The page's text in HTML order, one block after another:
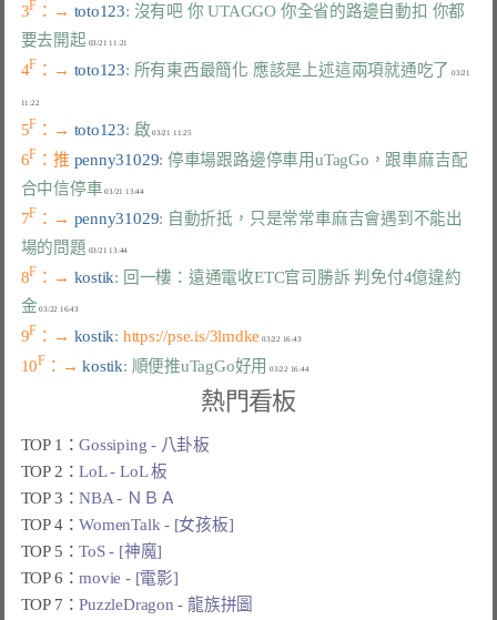
3F ：→ toto123: 沒有吧 你 UTAGGO 你全省的路邊自動扣 你都
要去開起
4F ：→ toto123: 所有東西最簡化 應該是上述這兩項就通吃了 03/21
5F ：→ toto123: 啟 03/21 11:25
6F ：推 penny31029: 停車場跟路邊停車用uTagGo，跟車麻吉配
合中信停車
03/21 13:44
7F ：→ penny31029: 自動折抵，只是常常車麻吉會遇到不能出
場的問題
8F ：→ kostik: 回一樓：遠通電收ETC官司勝訴 判免付4億違約
金
03/22 16:43
9F ：→ kostik: https://pse.is/3lmdke 03/22 16:43
10F ：→ kostik: 順便推uTagGo好用 03/22 16:44
熱門看板
TOP 1：Gossiping - 八卦板
TOP 2：LoL - LoL 板
TOP 3：NBA - ＮＢＡ
TOP 4：WomenTalk - [女孩板]
TOP 5：ToS - [神魔]
TOP 6：movie - [電影]
TOP 7：PuzzleDragon - 龍族拼圖